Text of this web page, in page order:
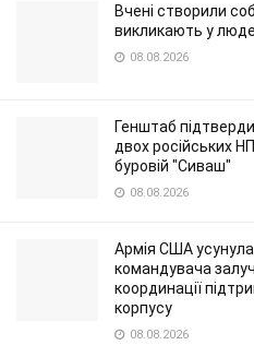
Вчені створили
викликають у
08.08.2026
Генштаб
двох російських
буровій "Сиваш"
08.08.2026
Армія США усунула
командувача
координації
корпусу
08.08.2026